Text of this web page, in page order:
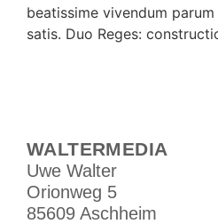
beatissime vivendum
satis. Duo Reges:
WALTERMEDIA
Uwe Walter
Orionweg 5
85609 Aschheim